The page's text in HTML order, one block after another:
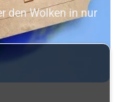
den Wolken in nur